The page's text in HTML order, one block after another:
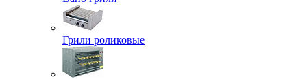
Грили роликовые